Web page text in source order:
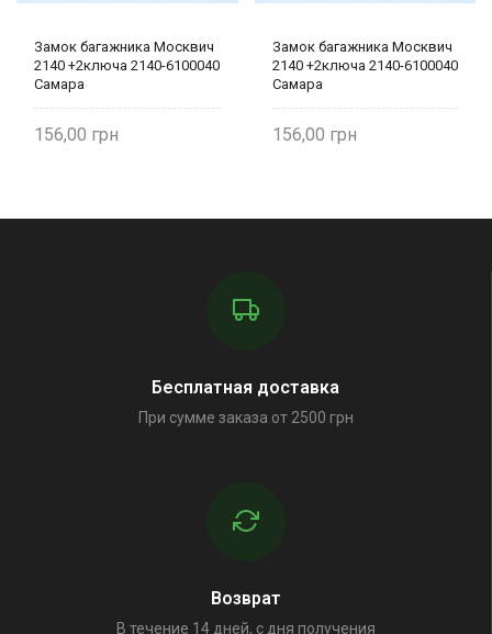
Замок багажника Москвич
2140 +2ключа 2140-6100040
Самара
156,00
Замок багажника Москвич
2140 +2ключа 2140-6100040
Самара
156,00
Бесплатная доставка
При сумме заказа от 2500 грн
Возврат
В течение 14 дней, с дня получения